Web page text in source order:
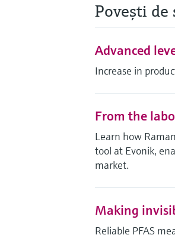
Poveşti de
Advanced
Increase in
From the
Learn how
tool at Evonik,
market.
Making
Reliable PFAS